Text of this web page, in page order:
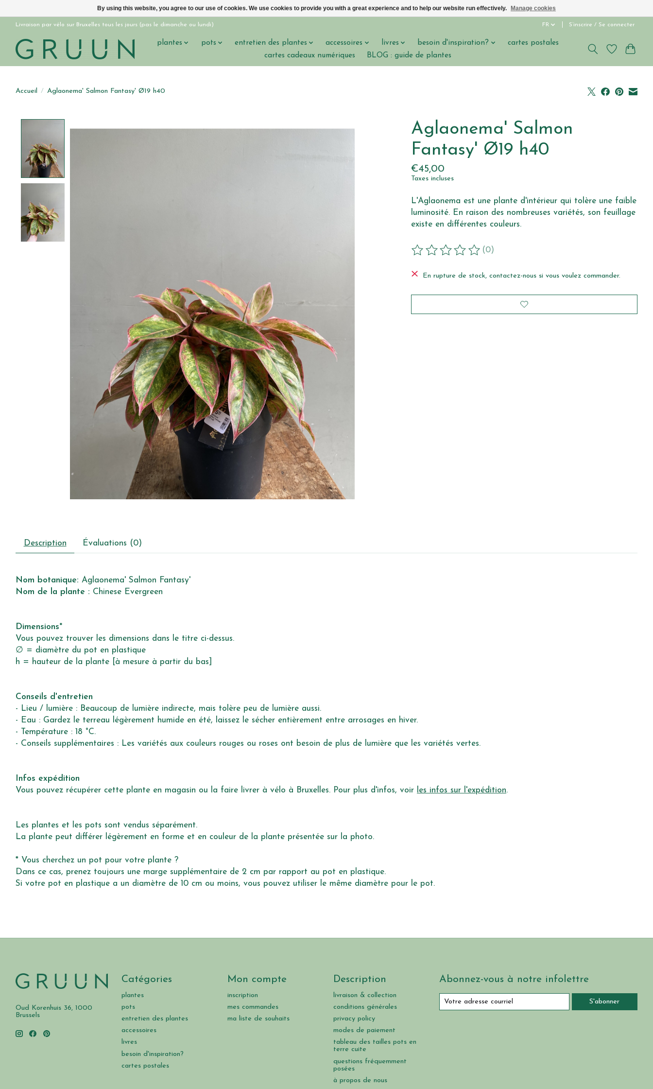
Livraison par vélo sur Bruxelles tous les jours (pas le dimanche ou lundi) FR S’inscrire / Se connecter
plantes pots entretien des plantes accessoires livres besoin d'inspiration?
cartes postales
cartes cadeaux numériques
BLOG : guide de plantes
Accueil / Aglaonema' Salmon Fantasy' Ø19 h40
Aglaonema' Salmon
Fantasy' Ø19 h40
€45,00
Taxes incluses
L'Aglaonema est une plante d'intérieur qui tolère une faible
luminosité. En raison des nombreuses variétés, son feuillage
existe en différentes couleurs.
Ce produit est évalué à
(0)
En rupture de stock, contactez-nous si vous voulez commander.
Description Évaluations (0)
Nom botanique: Aglaonema' Salmon Fantasy'
Nom de la plante : Chinese Evergreen
Dimensions*
Vous pouvez trouver les dimensions dans le titre ci-dessus.
∅ = diamètre du pot en plastique
h = hauteur de la plante [à mesure à partir du bas]
Conseils d'entretien
- Lieu / lumière : Beaucoup de lumière indirecte, mais tolère peu de lumière aussi.
- Eau : Gardez le terreau légèrement humide en été, laissez le sécher entièrement entre arrosages en hiver.
- Température : 18 °C.
- Conseils supplémentaires : Les variétés aux couleurs rouges ou roses ont besoin de plus de lumière que les variétés vertes.
Infos expédition
Vous pouvez récupérer cette plante en magasin ou la faire livrer à vélo à Bruxelles. Pour plus d'infos, voir
les infos sur l'expédition.
Les plantes et les pots sont vendus séparément.
La plante peut différer légèrement en forme et en couleur de la plante présentée sur la photo.
* Vous cherchez un pot pour votre plante ?
Dans ce cas, prenez toujours une marge supplémentaire de 2 cm par rapport au pot en plastique.
Si votre pot en plastique a un diamètre de 10 cm ou moins, vous pouvez utiliser le même diamètre pour le pot.
Oud Korenhuis 36, 1000
Brussels
Catégories
plantes
pots
entretien des plantes
accessoires
livres
besoin d'inspiration?
cartes postales
Mon compte
inscription
mes commandes
ma liste de souhaits
Description
livraison & collection
conditions générales
privacy policy
modes de paiement
tableau des tailles pots en
terre cuite
questions fréquemment
posées
à propos de nous
Abonnez-vous à notre infolettre
S'abonner
By using this website, you agree to our use of cookies. We use cookies to provide you with a great experience and to help our website run effectively. Manage cookies